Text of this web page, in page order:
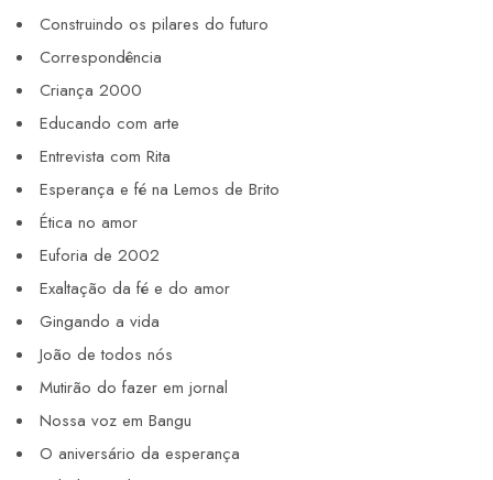
Construindo os pilares do futuro
Correspondência
Criança 2000
Educando com arte
Entrevista com Rita
Esperança e fé na Lemos de Brito
Ética no amor
Euforia de 2002
Exaltação da fé e do amor
Gingando a vida
João de todos nós
Mutirão do fazer em jornal
Nossa voz em Bangu
O aniversário da esperança